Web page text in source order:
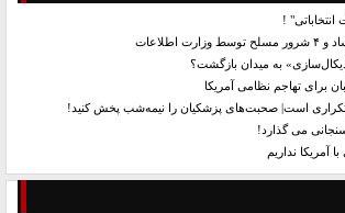
!
به میدان بازگشت؟
برای تهاجم نظامی آمریکا
است| صحبت‌های پزشکیان را نیمه‌شب پخش کنید!
می گذارد!
آمریکا نداریم